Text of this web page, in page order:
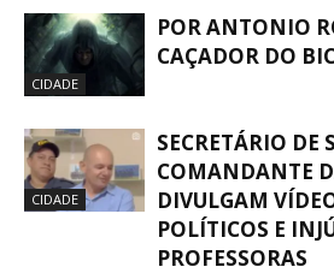
CIDADE
POR ANTONIO
CAÇADOR DO
CIDADE
SECRETÁRIO DE
COMANDANTE
DIVULGAM
POLÍTICOS E
PROFESSORAS